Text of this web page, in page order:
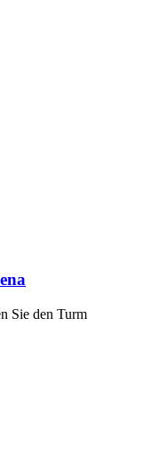
Sie den Turm